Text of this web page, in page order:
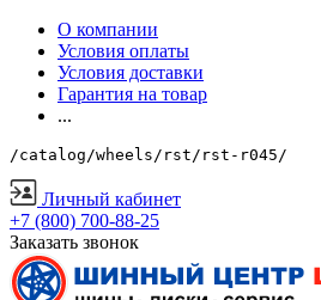
О компании
Условия оплаты
Условия доставки
Гарантия на товар
...
/catalog/wheels/rst/rst-r045/
Личный кабинет
+7 (800) 700-88-25
Заказать звонок